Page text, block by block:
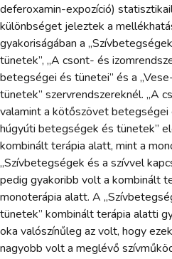
deferoxamin-expozíció)
különbséget jeleztek a
gyakoriságában a
tünetek”, „A csont- és
betegségei és tünetei” és a
tünetek” szervrendszereknél. „A
valamint a kötőszövet betegségei
húgyúti betegségek és tünetek”
kombinált terápia alatt, mint a
„Szívbetegségek és a szívvel
pedig gyakoribb volt a kombinált
monoterápia alatt. A
tünetek” kombinált terápia alatti
oka valószínűleg az volt, hogy
nagyobb volt a meglévő